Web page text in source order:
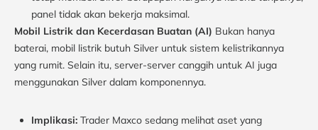
panel tidak akan bekerja maksimal.
Mobil Listrik dan Kecerdasan Buatan (AI) Bukan hanya
baterai, mobil listrik butuh Silver untuk sistem kelistrikannya
yang rumit. Selain itu, server-server canggih untuk AI juga
menggunakan Silver dalam komponennya.
Implikasi: Trader Maxco sedang melihat aset yang